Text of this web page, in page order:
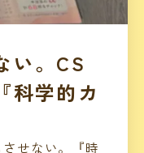
い。CS
科学的カ
させない。『時